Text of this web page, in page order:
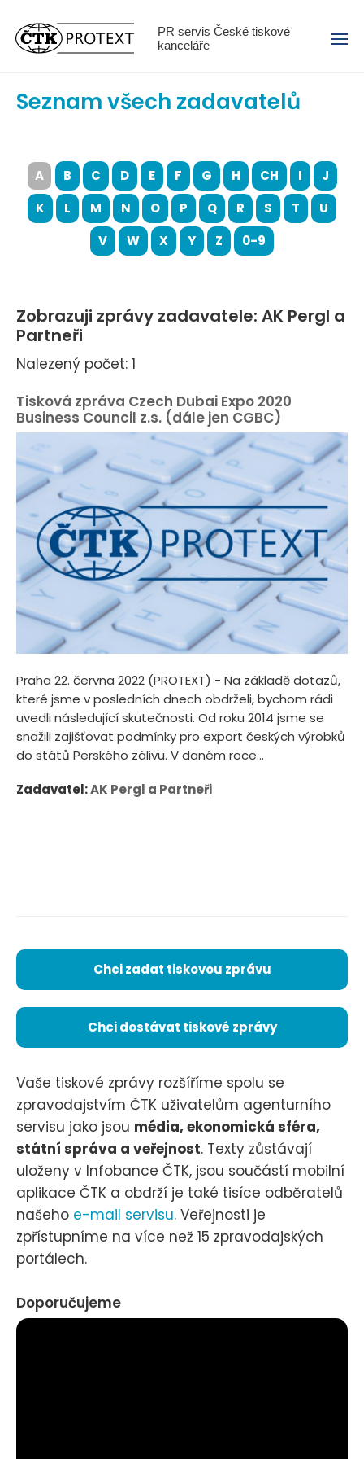
PR servis České tiskové
kanceláře
Menu
Seznam všech zadavatelů
A B C D E F G H CH I
J
K
L M N O P Q R S T
U
V
W X Y Z 0-9
Zobrazuji zprávy zadavatele: AK Pergl a
Partneři
Nalezený počet: 1
Tisková zpráva Czech Dubai Expo 2020
Business Council z.s. (dále jen CGBC)
Praha 22. června 2022 (PROTEXT) - Na základě dotazů,
které jsme v posledních dnech obdrželi, bychom rádi
uvedli následující skutečnosti. Od roku 2014 jsme se
snažili zajišťovat podmínky pro export českých výrobků
do států Perského zálivu. V daném roce...
Zadavatel:AK Pergl a Partneři
Chci zadat tiskovou zprávu
Chci dostávat tiskové zprávy
Vaše tiskové zprávy rozšíříme spolu se
zpravodajstvím ČTK uživatelům agenturního
servisu jako jsou média, ekonomická sféra,
státní správa a veřejnost. Texty zůstávají
uloženy v Infobance ČTK, jsou součástí mobilní
aplikace ČTK a obdrží je také tisíce odběratelů
našeho e-mail servisu. Veřejnosti je
zpřístupníme na více než 15 zpravodajských
portálech.
Doporučujeme